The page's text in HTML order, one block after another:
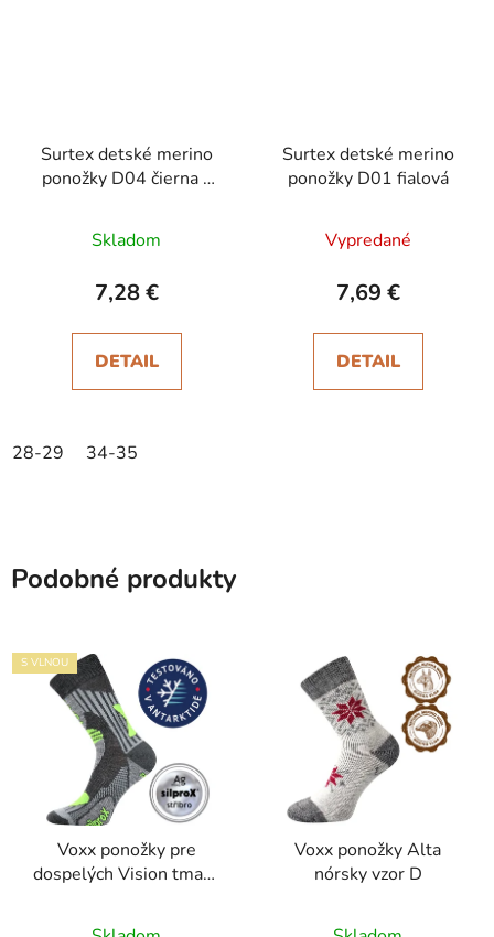
Surtex detské merino
ponožky D04 čierna s
Skladom
7,28 €
DETAIL
28-29 34-35
Surtex detské merino
ponožky D01 fialová
Vypredané
7,69 €
DETAIL
Podobné produkty
S VLNOU
Voxx ponožky pre
dospelých Vision tmavá
Voxx ponožky Alta
nórsky vzor D